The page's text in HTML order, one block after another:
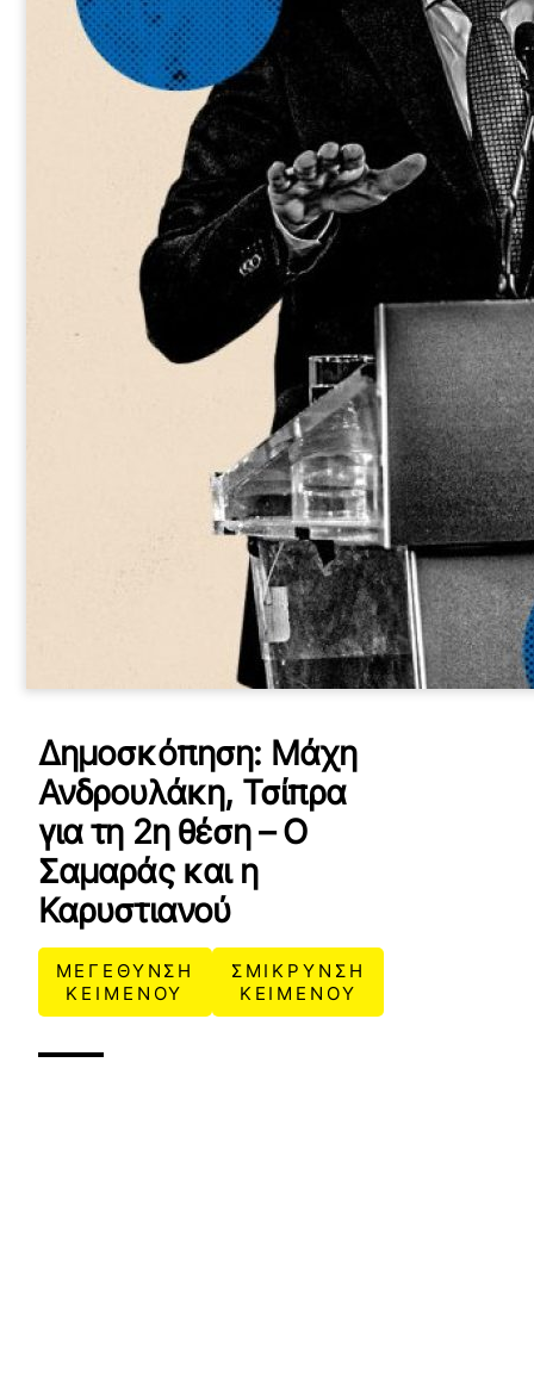
Δημοσκόπηση: Μάχη
Ανδρουλάκη, Τσίπρα
για τη 2η θέση – Ο
Σαμαράς και η
Καρυστιανού
ΜΕΓΕΘΥΝΣΗ
ΚΕΙΜΕΝΟΥ
ΣΜΙΚΡΥΝΣΗ
ΚΕΙΜΕΝΟΥ